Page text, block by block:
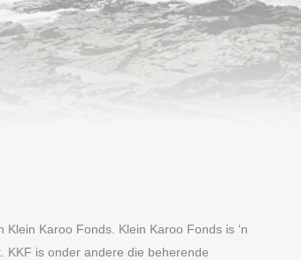
Karoo Fonds. Klein Karoo Fonds is ‘n
KKF is onder andere die beherende